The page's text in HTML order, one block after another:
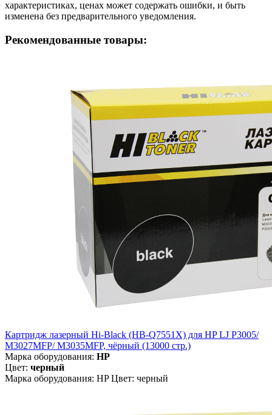
характеристиках, ценах может содержать ошибки, и быть
изменена без предварительного уведомления.
Рекомендованные товары:
Картридж лазерный Hi-Black (HB-Q7551X) для HP LJ P3005/
M3027MFP/ M3035MFP, чёрный (13000 стр.)
Марка оборудования: HP
Цвет: черный
Марка оборудования: HP Цвет: черный